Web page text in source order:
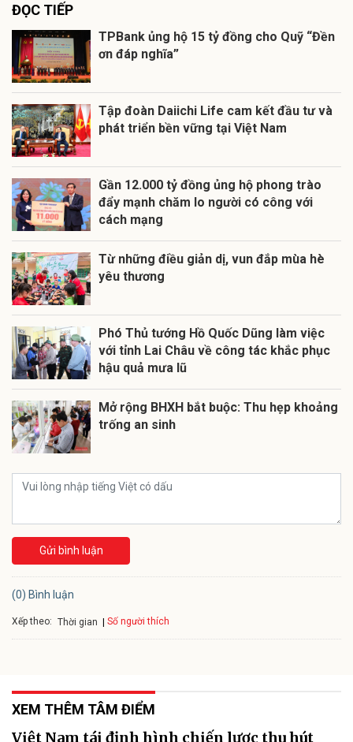
ĐỌC TIẾP
TPBank ủng hộ 15 tỷ đồng cho Quỹ “Đền
ơn đáp nghĩa”
Tập đoàn Daiichi Life cam kết đầu tư và
phát triển bền vững tại Việt Nam
Gần 12.000 tỷ đồng ủng hộ phong trào
đẩy mạnh chăm lo người có công với
cách mạng
Từ những điều giản dị, vun đắp mùa hè
yêu thương
Phó Thủ tướng Hồ Quốc Dũng làm việc
với tỉnh Lai Châu về công tác khắc phục
hậu quả mưa lũ
Mở rộng BHXH bắt buộc: Thu hẹp khoảng
trống an sinh
Gửi bình luận
(0) Bình luận
Xếp theo: Thời gian Số người thích
XEM THÊM TÂM ĐIỂM
Việt Nam tái định hình chiến lược thu hút